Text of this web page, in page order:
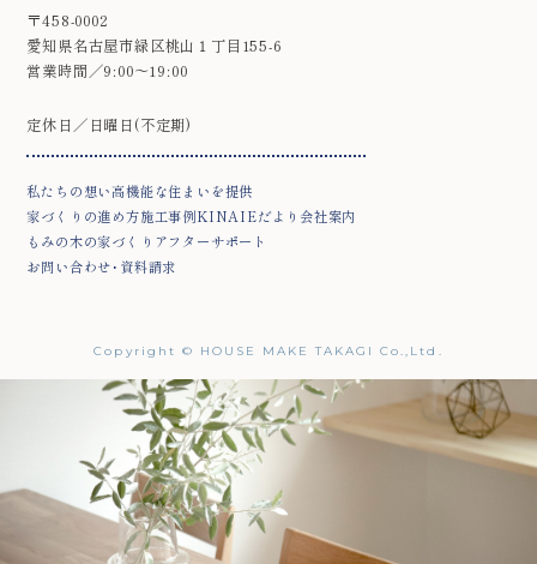
〒458-0002
愛知県名古屋市緑区桃山１丁目155-6
営業時間／9:00～19:00
定休日／日曜日(不定期)
私たちの想い高機能な住まいを提供
家づくりの進め方施工事例KINAIEだより 会社案内
もみの木の家づくり アフターサポート
お問い合わせ･資料請求
Copyright © HOUSE MAKE TAKAGI Co.,Ltd.